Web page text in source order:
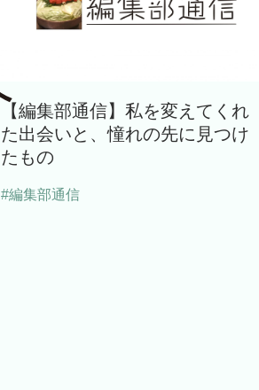
【編集部通信】私を変えてくれ
た出会いと、憧れの先に見つけ
たもの
#編集部通信